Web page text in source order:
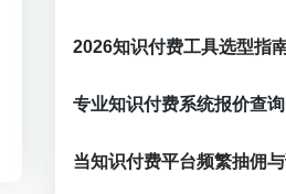
专业知识付费系统报价查询